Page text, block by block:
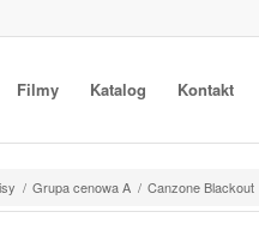
Filmy Katalog Kontakt
/ Grupa cenowa A / Canzone Blackout